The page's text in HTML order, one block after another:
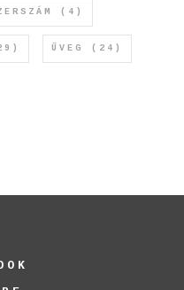
(4)
ÜVEG (24)